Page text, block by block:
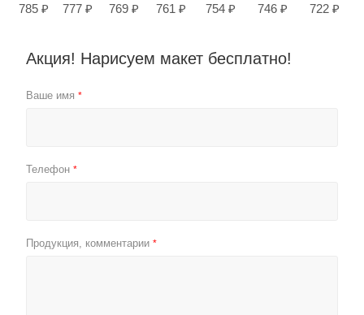
785 ₽
777 ₽
769 ₽
761 ₽
754 ₽
746 ₽
722 ₽
Акция! Нарисуем макет бесплатно!
Ваше имя *
Телефон *
Продукция, комментарии *